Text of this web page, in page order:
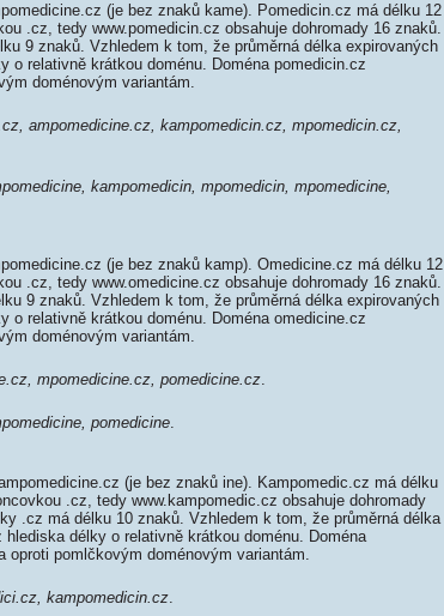
(je bez znaků kame). Pomedicin.cz má délku 12
.cz, tedy www.pomedicin.cz obsahuje dohromady 16 znaků.
9 znaků. Vzhledem k tom, že průměrná délka expirovaných
o relativně krátkou doménu. Doména pomedicin.cz
doménovým variantám.
ampomedicine.cz, kampomedicin.cz, mpomedicin.cz,
kampomedicin, mpomedicin, mpomedicine,
(je bez znaků kamp). Omedicine.cz má délku 12
.cz, tedy www.omedicine.cz obsahuje dohromady 16 znaků.
9 znaků. Vzhledem k tom, že průměrná délka expirovaných
o relativně krátkou doménu. Doména omedicine.cz
doménovým variantám.
mpomedicine.cz, pomedicine.cz.
pomedicine.
(je bez znaků ine). Kampomedic.cz má délku
.cz, tedy www.kampomedic.cz obsahuje dohromady
.cz má délku 10 znaků. Vzhledem k tom, že průměrná délka
délky o relativně krátkou doménu. Doména
oproti pomlčkovým doménovým variantám.
kampomedicin.cz.